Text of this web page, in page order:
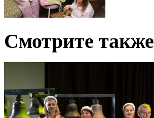
Смотрите также